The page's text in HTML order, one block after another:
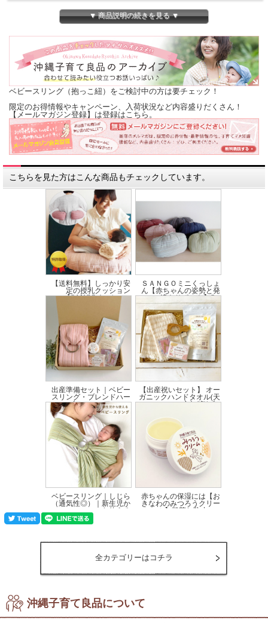
・オーガニックコットンのベビースリング(チェック)
・オーガニックコットンの歯固めもこもこホルダー(かえるorさかな)
・オーガニックコットンのうさぎのあみぐるみ
※ギフト箱付き
【商品説明】
● オーガニックコットンのベビースリング(チェック)
スリングの使用方法を詳しくご紹介したパンフレットをお付けしてお届けします。
【素材】オーガニックコットン100%
【お手入れ方法】
洗濯機で丸洗いできます。リングを内側にして洗濯ネットをご使用ください。
最低限度必要な綿を入れています。
肩への負担は軽く、もたつかず、夏も暑くなりません。
生地の幅も赤ちゃんを安全にしっかりくるめるようにしております。
・全長：１m９５cm
たっぷりサイズです。
身長１５０ｃｍ前後の方から１７５ｃｍくらいの方まで使用できるサイズです。
授乳のときに、テールを使い授乳隠しができるようにしているためです。
お散歩のとき、日差しよけにしたり、風よけにしたりなど、テール部分が使える
・リング：直径６センチ
つなぎ目のないステンレスのリングを使用
【スリングの使用方法】
(1)たすきがけにしてください。
(2)リングは鎖骨の高い位置にくるようにしてください。
(3)赤ちゃんの入る生地はおへその高さくらいに調整しておきます。
※生地がねじれていないかをチェックしてください。
この3つのポイントが重要です！！
※スリングをセットするときは、抱っこしながらではなく寝かせておいてくださ
横抱きの場合には、赤ちゃんの頭はリングと反対側に来るようにしたほうが初心者
足が突っ張ったまま無理にスリングを使うと股関節脱臼につながる場合があるので
気を付けましょう。
▼ 商品説明の続きを見る ▼
ベビースリング（抱っこ紐）をご検討中の方は要チェック！
限定のお得情報やキャンペーン、入荷状況など内容盛りだくさん！
【メールマガジン登録】は登録はこちら。
こちらを見た方はこんな商品もチェックしています。
【送料無料】しっかり安
定の授乳クッション
【SANGOくっしょ...
価格:15,070円(税込)
ＳＡＮＧＯミニくっしょ
ん【赤ちゃんの姿勢と発
達をサポート】S...
価格:1,870円(税込)～
出産準備セット｜ベビー
スリング・ブレンドハー
ブティー・アロマ...
価格:16,140円(税込)
【出産祝いセット】 オー
ガニックハンドタオル(天
衣無縫)|ブ...
ベビースリング｜しじら
（通気性◎）｜新生児か
ら使える
価格:10,450円(税込)
赤ちゃんの保湿には【お
きなわのみつろうクリー
ム】肌荒れ防止に...
全カテゴリーはコチラ
沖縄子育て良品について